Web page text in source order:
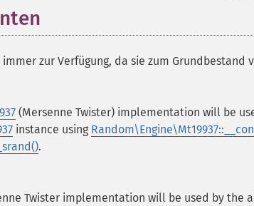
zur Verfügung, da sie zum Grundbestand
(Mersenne Twister) implementation will be
instance using
.
Twister implementation will be used by the